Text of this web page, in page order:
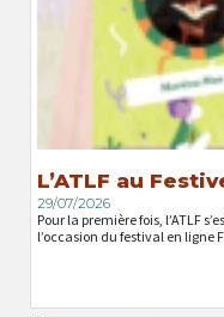
L’ATLF au
29/07/2026
Pour la première fois, l’ATLF
l’occasion du festival en ligne